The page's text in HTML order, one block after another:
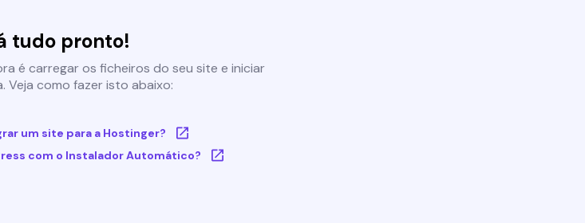
tudo pronto!
é carregar os ficheiros do seu site e iniciar
Veja como fazer isto abaixo:
um site para a Hostinger?
com o Instalador Automático?